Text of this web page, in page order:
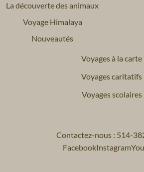
La découverte des animaux
Voyage Himalaya
Nouveautés
Voyages à la carte
Voyages caritatifs
Voyages scolaires
Contactez-nous : 514-
FacebookInstagram